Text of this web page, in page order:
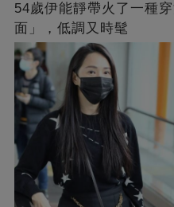
54歲伊能靜帶火了一種
面」，低調又時髦